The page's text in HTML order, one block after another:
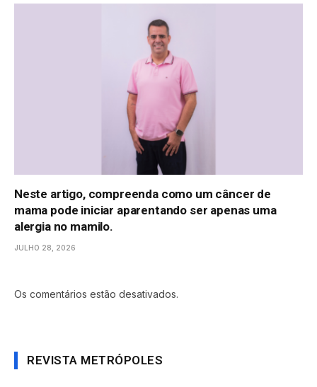
Neste artigo, compreenda como um câncer de
mama pode iniciar aparentando ser apenas uma
alergia no mamilo.
JULHO 28, 2026
Os comentários estão desativados.
REVISTA METRÓPOLES